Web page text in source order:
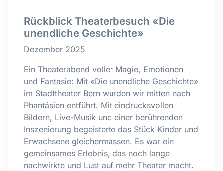
Rückblick Theaterbesuch «Die
unendliche Geschichte»
Dezember 2025
Ein Theaterabend voller Magie, Emotionen
und Fantasie: Mit «Die unendliche Geschichte»
im Stadttheater Bern wurden wir mitten nach
Phantásien entführt. Mit eindrucksvollen
Bildern, Live-Musik und einer berührenden
Inszenierung begeisterte das Stück Kinder und
Erwachsene gleichermassen. Es war ein
gemeinsames Erlebnis, das noch lange
nachwirkte und Lust auf mehr Theater macht.